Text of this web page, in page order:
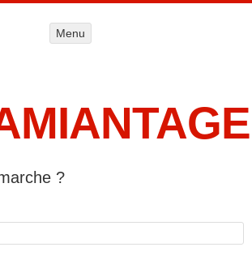
Menu
?